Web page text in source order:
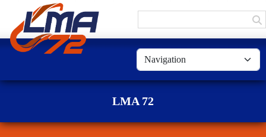
LMA 72
Panneau de gestion des cookies